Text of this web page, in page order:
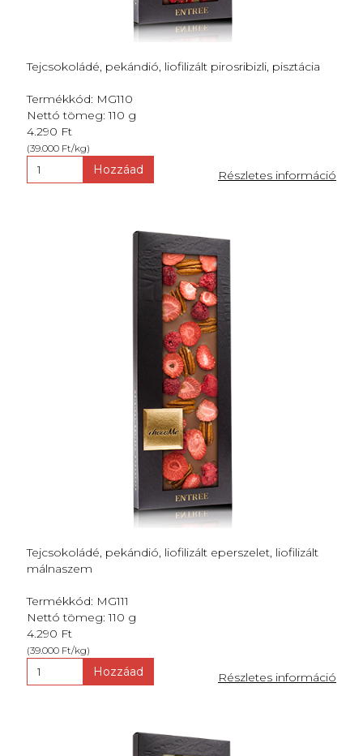
Tejcsokoládé, pekándió, liofilizált pirosribizli, pisztácia
Termékkód: MG110
Nettó tömeg: 110 g
4.290 Ft
(39.000 Ft/kg)
Hozzáad Részletes információ
Tejcsokoládé, pekándió, liofilizált eperszelet, liofilizált
málnaszem
Termékkód: MG111
Nettó tömeg: 110 g
4.290 Ft
(39.000 Ft/kg)
Hozzáad Részletes információ